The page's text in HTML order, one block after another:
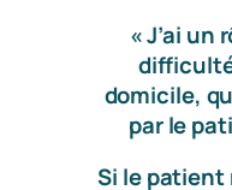
« J’ai un
domicile,
par le
Si le patient